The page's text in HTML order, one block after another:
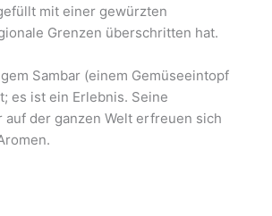
mit einer gewürzten
Grenzen überschritten hat.
Sambar (einem Gemüseeintopf
es ist ein Erlebnis. Seine
der ganzen Welt erfreuen sich